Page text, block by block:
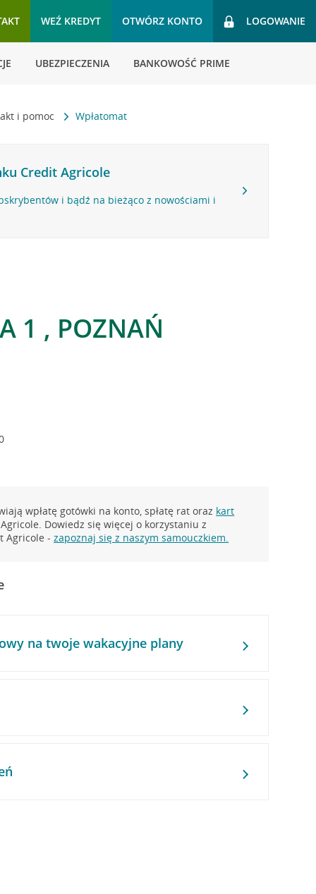
WEŹ KREDYT OTWÓRZ KONTO LOGOWANIE
UBEZPIECZENIA BANKOWOŚĆ PRIME
i pomoc Wpłatomat
Credit Agricole
i bądź na bieżąco z nowościami i
1 , POZNAŃ
wpłatę gotówki na konto, spłatę rat oraz kart
Dowiedz się więcej o korzystaniu z
Agricole -zapoznaj się z naszym samouczkiem.
na twoje wakacyjne plany